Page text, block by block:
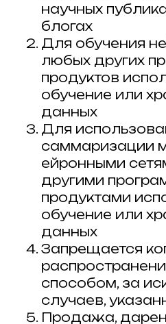
научных
блогах
Для обучения
любых других
продуктов
обучение или
данных
Для
саммаризации
ейронными
другими
продуктами
обучение или
данных
Запрещается
способом, за
случаев,
Продажа,